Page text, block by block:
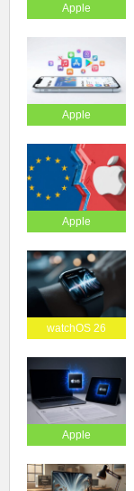
Apple
Apple
Apple
watchOS 26
Apple